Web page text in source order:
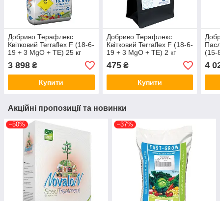
Добриво Терафлекс
Квітковий Terraflex F (18-6-
19 + 3 MgO + TЕ) 25 кг
SmartGrow Бельгія
3 898 ₴
Купити
Добриво Терафлекс
Квітковий Terraflex F (18-6-
19 + 3 MgO + TЕ) 2 кг
SmartGrow Бельгія
475₴
Купити
(15-
25
4
Акційні пропозиції та новинки
–50% –37%